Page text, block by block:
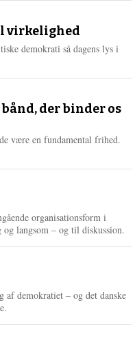
e
r
virkelighed
demokrati så dagens lys i
der binder os
være en fundamental frihed.
organisationsform i
og langsom – og til diskussion.
af demokratiet – og det danske